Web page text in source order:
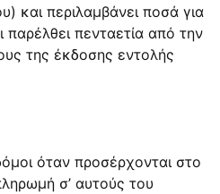
και περιλαμβάνει ποσά για
παρέλθει πενταετία από την
της έκδοσης εντολής
όταν προσέρχονται στο
σ’ αυτούς του